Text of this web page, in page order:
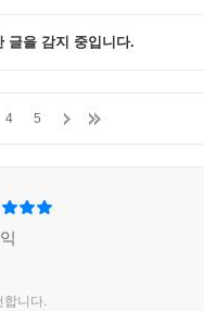
글을 감지 중입니다.
4 5
합니다.